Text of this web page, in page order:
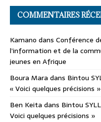
COMMENTAIRES
Kamano dans Conférence
l’information et de la
jeunes en Afrique
Boura Mara dans Bintou
« Voici quelques précisions »
Ben Keita dans Bintou
Voici quelques précisions »